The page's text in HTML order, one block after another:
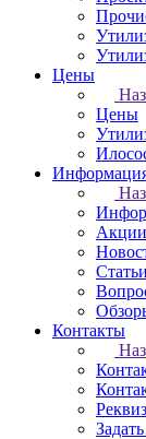
Цены
Цены
Акции
Статьи
Контакты